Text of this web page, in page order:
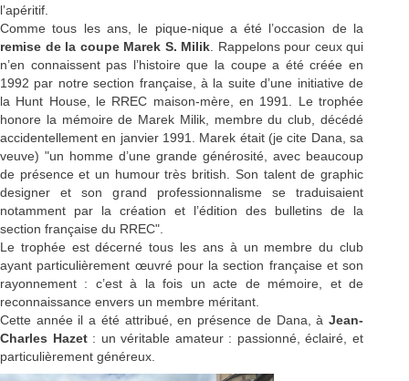
l’apéritif.
Comme tous les ans, le pique-nique a été l’occasion de la
remise de la coupe Marek S. Milik . Rappelons pour ceux qui
n’en connaissent pas l’histoire que la coupe a été créée en
1992 par notre section française, à la suite d’une initiative de
la Hunt House, le RREC maison-mère, en 1991. Le trophée
honore la mémoire de Marek Milik, membre du club, décédé
accidentellement en janvier 1991. Marek était (je cite Dana, sa
veuve) "un homme d’une grande générosité, avec beaucoup
de présence et un humour très british. Son talent de graphic
designer et son grand professionnalisme se traduisaient
notamment par la création et l’édition des bulletins de la
section française du RREC".
Le trophée est décerné tous les ans à un membre du club
ayant particulièrement œuvré pour la section française et son
rayonnement : c’est à la fois un acte de mémoire, et de
reconnaissance envers un membre méritant.
Cette année il a été attribué, en présence de Dana, à Jean-
Charles Hazet: un véritable amateur : passionné, éclairé, et
particulièrement généreux.